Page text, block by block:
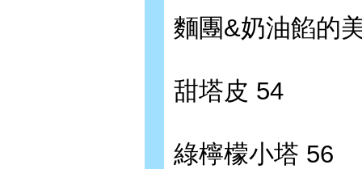
麵團&奶油餡的
甜塔皮 54
綠檸檬小塔 56